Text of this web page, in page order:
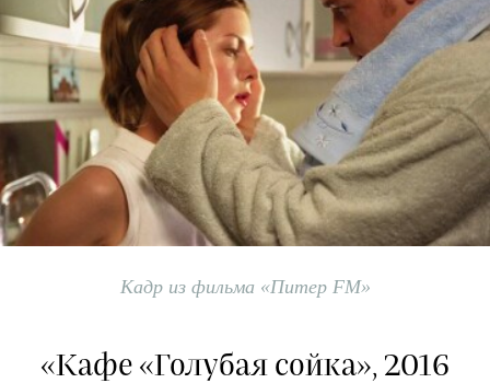
Кадр из фильма «Питер FM»
«Кафе «Голубая сойка», 2016